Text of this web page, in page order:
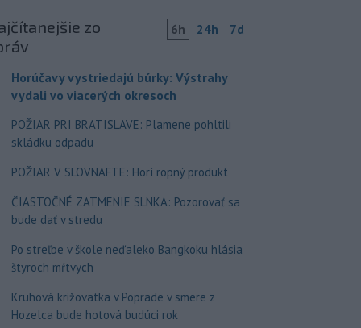
zo
6h 24h 7d
Horúčavy vystriedajú búrky: Výstrahy
vydali vo viacerých okresoch
POŽIAR PRI BRATISLAVE: Plamene pohltili
skládku odpadu
POŽIAR V SLOVNAFTE: Horí ropný produkt
ČIASTOČNÉ ZATMENIE SLNKA: Pozorovať sa
bude dať v stredu
Po streľbe v škole neďaleko Bangkoku hlásia
štyroch mŕtvych
Kruhová križovatka v Poprade v smere z
Hozelca bude hotová budúci rok